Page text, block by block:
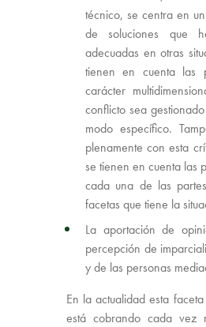
técnico, se centra en
de soluciones que
adecuadas en otras
tienen en cuenta las
carácter
conflicto sea
modo específico.
plenamente con esta
se tienen en cuenta las
cada una de las
facetas que tiene la
La aportación de
percepción de
y de las personas
En la actualidad esta
está cobrando cada vez